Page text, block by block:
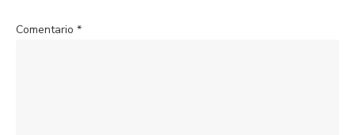
Comentario *